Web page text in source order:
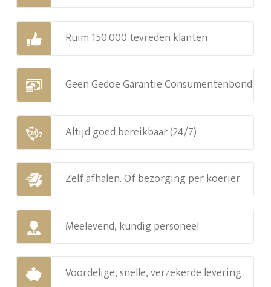
Ruim 150.000 tevreden klanten
Geen Gedoe Garantie Consumentenbond
Altijd goed bereikbaar (24/7)
Zelf afhalen. Of bezorging per koerier
Meelevend, kundig personeel
Voordelige, snelle, verzekerde levering